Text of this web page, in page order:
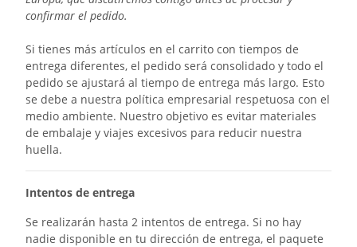
confirmar el pedido.
Si tienes más artículos en el carrito con tiempos de
entrega diferentes, el pedido será consolidado y todo el
pedido se ajustará al tiempo de entrega más largo. Esto
se debe a nuestra política empresarial respetuosa con el
medio ambiente. Nuestro objetivo es evitar materiales
de embalaje y viajes excesivos para reducir nuestra
huella.
Intentos de entrega
Se realizarán hasta 2 intentos de entrega. Si no hay
nadie disponible en tu dirección de entrega, el paquete